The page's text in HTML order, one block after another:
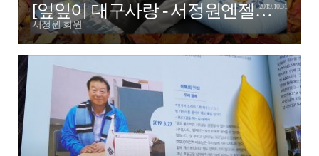
[잎잎이 대구사랑 - 서정원엔젤부회장]
서정원 회원
2019.10.31